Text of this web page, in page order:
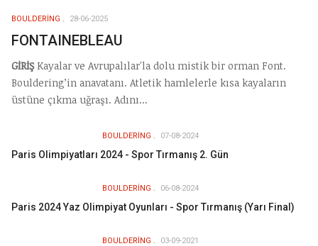
BOULDERING 28-06-2025
FONTAINEBLEAU
GİRİŞKayalar ve Avrupalılar'la dolu mistik bir orman Font.
Bouldering’in anavatanı. Atletik hamlelerle kısa kayaların
üstüne çıkma uğraşı. Adını...
BOULDERING 07-08-2024
Paris Olimpiyatları 2024 - Spor Tırmanış 2. Gün
BOULDERING 06-08-2024
Paris 2024 Yaz Olimpiyat Oyunları - Spor Tırmanış (Yarı Final)
BOULDERING 03-09-2021